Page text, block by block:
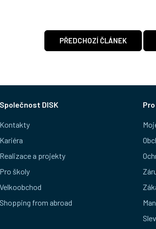
PŘEDCHOZÍ ČLÁNEK
Společnost DISK
Kontakty
Kariéra
Realizace a projekty
Pro školy
Velkoobchod
Shopping from abroad